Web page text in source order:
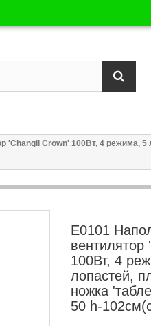
'Changli Crown' 100Вт, 4 режима, 5
Е0101
вентилятор
100Вт, 4
лопастей,
ножка
50 h-